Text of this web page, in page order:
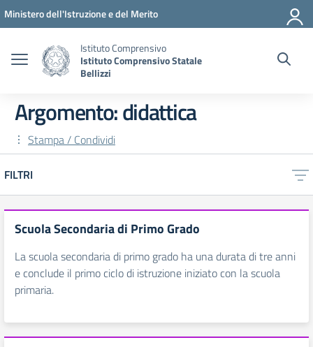
Vai ai contenuti
Vai al menu di navigazione
Vai al footer
Ministero dell'Istruzione e del Merito
Istituto Comprensivo
Istituto Comprensivo Statale
Bellizzi
Argomento: didattica
Stampa / Condividi
FILTRI
Scuola Secondaria di Primo Grado
La scuola secondaria di primo grado ha una durata di tre anni
e conclude il primo ciclo di istruzione iniziato con la scuola
primaria.